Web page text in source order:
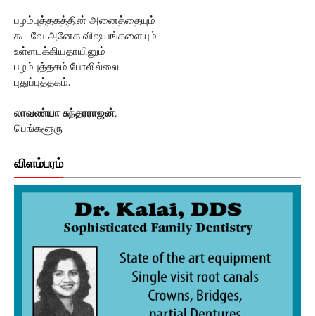
பழம்புத்தகத்தின் அனைத்தையும்
கூடவே அனேக விஷயங்களையும்
உள்ளடக்கியதாயினும்
பழம்புத்தகம் போலில்லை
புதுப்புத்தகம்.
லாவண்யா சுந்தரராஜன்,
பெங்களூரு
விளம்பரம்